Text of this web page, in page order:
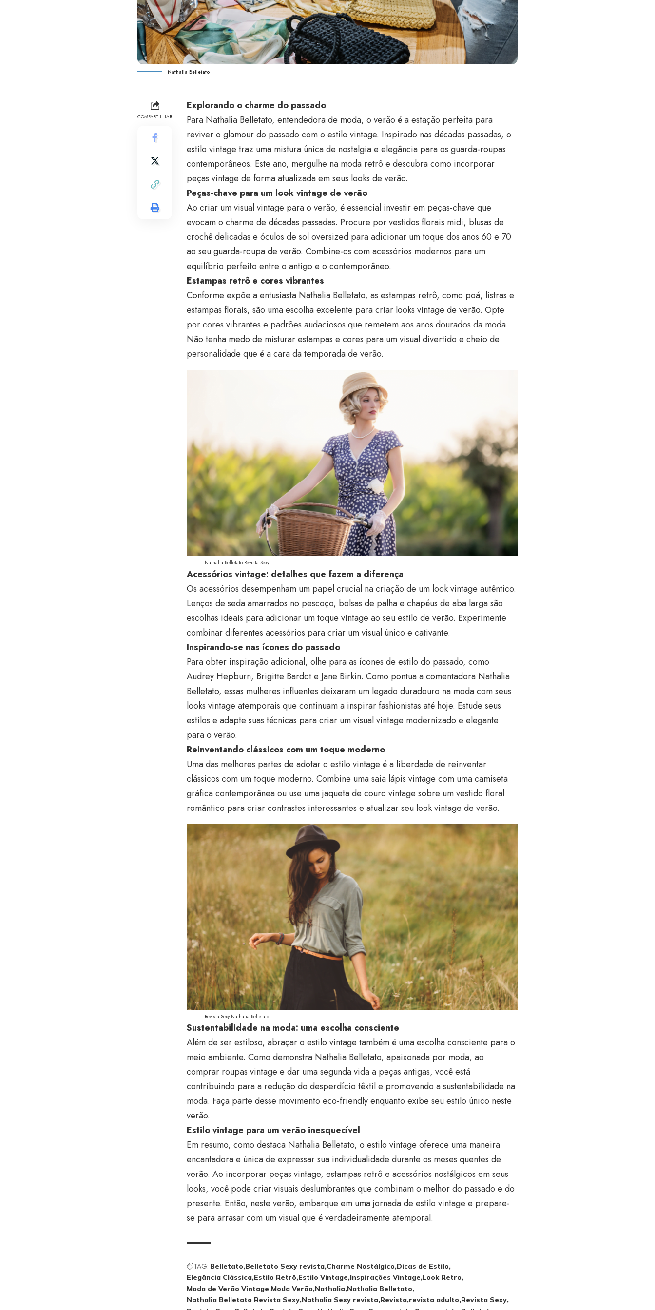
Nathalia Belletato
COMPARTILHAR
Explorando o charme do passado
Para Nathalia Belletato, entendedora de moda, o verão é a estação perfeita para
reviver o glamour do passado com o estilo vintage. Inspirado nas décadas passadas, o
estilo vintage traz uma mistura única de nostalgia e elegância para os guarda-roupas
contemporâneos. Este ano, mergulhe na moda retrô e descubra como incorporar
peças vintage de forma atualizada em seus looks de verão.
Peças-chave para um look vintage de verão
Ao criar um visual vintage para o verão, é essencial investir em peças-chave que
evocam o charme de décadas passadas. Procure por vestidos florais midi, blusas de
crochê delicadas e óculos de sol oversized para adicionar um toque dos anos 60 e 70
ao seu guarda-roupa de verão. Combine-os com acessórios modernos para um
equilíbrio perfeito entre o antigo e o contemporâneo.
Estampas retrô e cores vibrantes
Conforme expõe a entusiasta Nathalia Belletato, as estampas retrô, como poá, listras e
estampas florais, são uma escolha excelente para criar looks vintage de verão. Opte
por cores vibrantes e padrões audaciosos que remetem aos anos dourados da moda.
Não tenha medo de misturar estampas e cores para um visual divertido e cheio de
personalidade que é a cara da temporada de verão.
Nathalia Belletato Revista Sexy
Acessórios vintage: detalhes que fazem a diferença
Os acessórios desempenham um papel crucial na criação de um look vintage autêntico.
Lenços de seda amarrados no pescoço, bolsas de palha e chapéus de aba larga são
escolhas ideais para adicionar um toque vintage ao seu estilo de verão. Experimente
combinar diferentes acessórios para criar um visual único e cativante.
Inspirando-se nas ícones do passado
Para obter inspiração adicional, olhe para as ícones de estilo do passado, como
Audrey Hepburn, Brigitte Bardot e Jane Birkin. Como pontua a comentadora Nathalia
Belletato, essas mulheres influentes deixaram um legado duradouro na moda com seus
looks vintage atemporais que continuam a inspirar fashionistas até hoje. Estude seus
estilos e adapte suas técnicas para criar um visual vintage modernizado e elegante
para o verão.
Reinventando clássicos com um toque moderno
Uma das melhores partes de adotar o estilo vintage é a liberdade de reinventar
clássicos com um toque moderno. Combine uma saia lápis vintage com uma camiseta
gráfica contemporânea ou use uma jaqueta de couro vintage sobre um vestido floral
romântico para criar contrastes interessantes e atualizar seu look vintage de verão.
Revista Sexy Nathalia Belletato
Sustentabilidade na moda: uma escolha consciente
Além de ser estiloso, abraçar o estilo vintage também é uma escolha consciente para o
meio ambiente. Como demonstra Nathalia Belletato, apaixonada por moda, ao
comprar roupas vintage e dar uma segunda vida a peças antigas, você está
contribuindo para a redução do desperdício têxtil e promovendo a sustentabilidade na
moda. Faça parte desse movimento eco-friendly enquanto exibe seu estilo único neste
verão.
Estilo vintage para um verão inesquecível
Em resumo, como destaca Nathalia Belletato, o estilo vintage oferece uma maneira
encantadora e única de expressar sua individualidade durante os meses quentes de
verão. Ao incorporar peças vintage, estampas retrô e acessórios nostálgicos em seus
looks, você pode criar visuais deslumbrantes que combinam o melhor do passado e do
presente. Então, neste verão, embarque em uma jornada de estilo vintage e prepare-
se para arrasar com um visual que é verdadeiramente atemporal.
TAG: Belletato Belletato Sexy revista Charme Nostálgico Dicas de Estilo
Elegância Clássica Estilo Retrô Estilo Vintage Inspirações Vintage Look Retro
Moda de Verão Vintage Moda Verão Nathalia Nathalia Belletato
Nathalia Belletato Revista Sexy Nathalia Sexy revista Revista revista adulto Revista Sexy